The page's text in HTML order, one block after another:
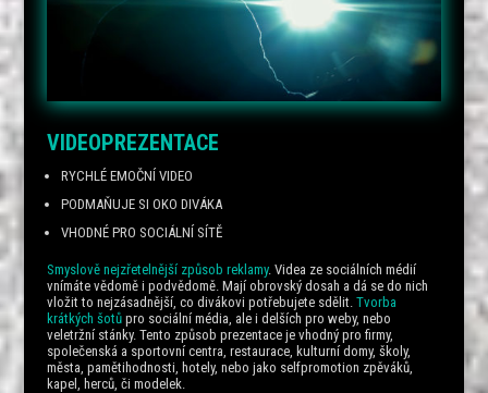
VIDEOPREZENTACE
RYCHLÉ EMOČNÍ VIDEO
PODMAŇUJE SI OKO DIVÁKA
VHODNÉ PRO SOCIÁLNÍ SÍTĚ
Smyslově nejzřetelnější způsob reklamy. Videa ze sociálních médií
vnímáte vědomě i podvědomě. Mají obrovský dosah a dá se do nich
vložit to nejzásadnější, co divákovi potřebujete sdělit. Tvorba
krátkých šotůpro sociální média, ale i delších pro weby, nebo
veletržní stánky. Tento způsob prezentace je vhodný pro firmy,
společenská a sportovní centra, restaurace, kulturní domy, školy,
města, pamětihodnosti, hotely, nebo jako selfpromotion zpěváků,
kapel, herců, či modelek.